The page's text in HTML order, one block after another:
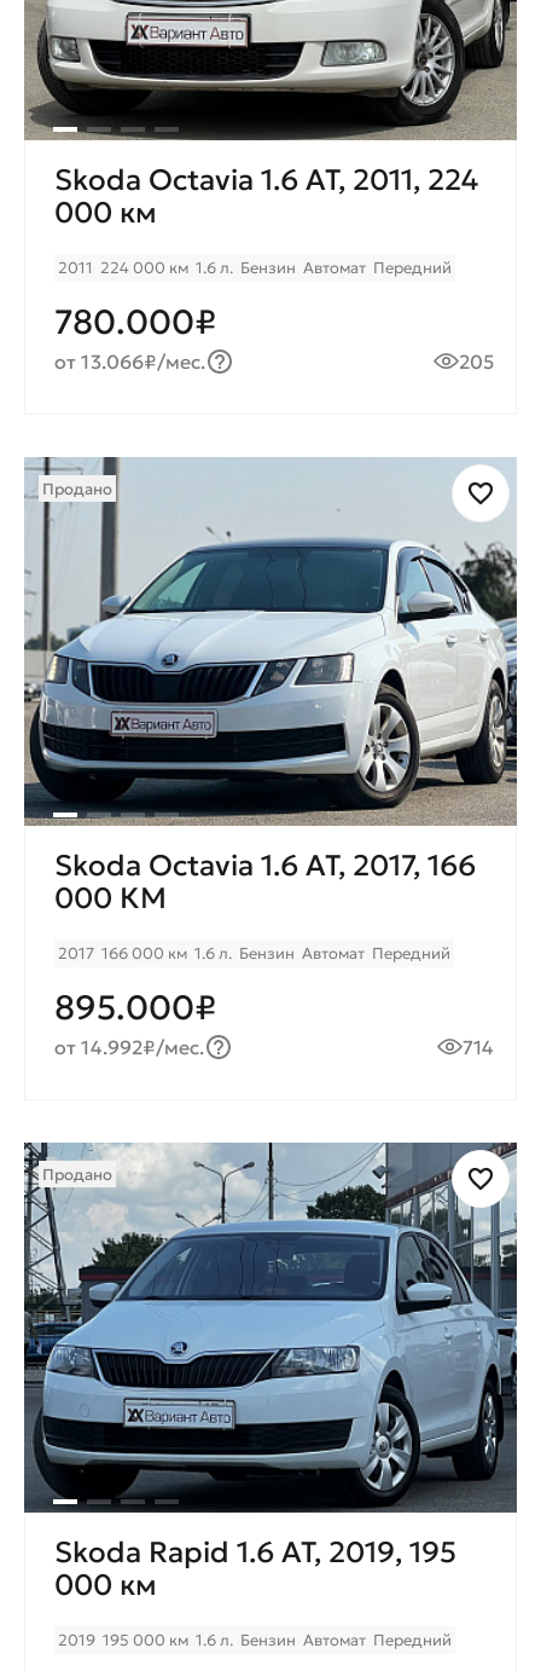
Skoda Octavia 1.6 AT, 2011, 224
000 км
2011 224 000 км 1.6 л. Бензин Автомат Передний
780.000₽
от 13.066₽/мес. 205
Продано
Skoda Octavia 1.6 AT, 2017, 166
000 КМ
2017 166 000 км 1.6 л. Бензин Автомат Передний
895.000₽
от 14.992₽/мес. 714
Продано
Skoda Rapid 1.6 AT, 2019, 195
000 км
2019 195 000 км 1.6 л. Бензин Автомат Передний